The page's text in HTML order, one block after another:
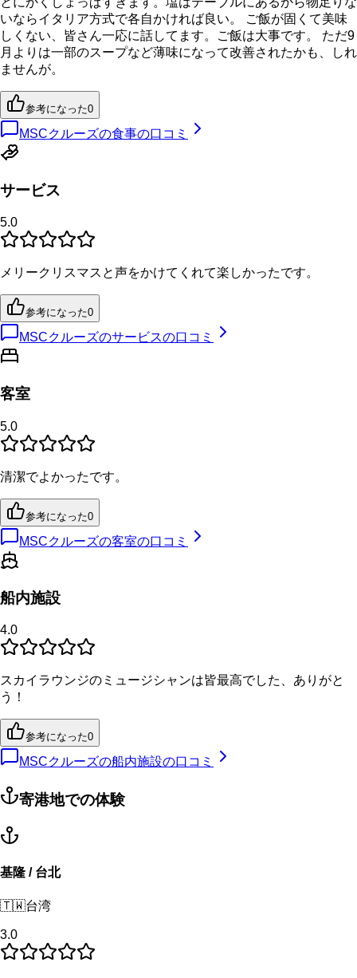
いならイタリア方式で各自かければ良い。 ご飯が固くて美味
しくない、皆さん一応に話してます。ご飯は大事です。 ただ9
月よりは一部のスープなど薄味になって改善されたかも、しれ
ませんが。
参考になった0
MSCクルーズの食事の口コミ
サービス
5.0
メリークリスマスと声をかけてくれて楽しかったです。
参考になった0
MSCクルーズのサービスの口コミ
客室
5.0
清潔でよかったです。
参考になった0
MSCクルーズの客室の口コミ
船内施設
4.0
スカイラウンジのミュージシャンは皆最高でした、ありがと
う！
参考になった0
MSCクルーズの船内施設の口コミ
寄港地での体験
基隆 / 台北
🇹🇼台湾
3.0